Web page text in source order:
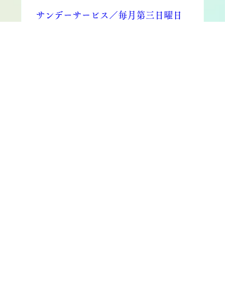
サンデーサービス／毎月第三日曜日